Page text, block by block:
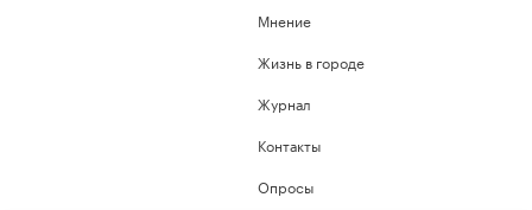
Мнение
Жизнь в городе
Журнал
Контакты
Опросы